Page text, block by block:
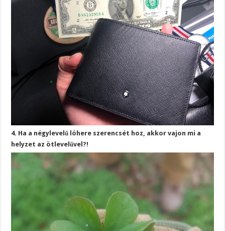
4. Ha a négylevelű lóhere szerencsét hoz, akkor vajon mi a
helyzet az ötlevelűvel?!